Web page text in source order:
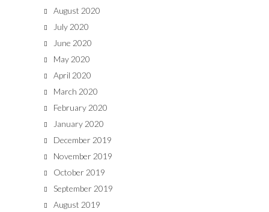
August 2020
July 2020
June 2020
May 2020
April 2020
March 2020
February 2020
January 2020
December 2019
November 2019
October 2019
September 2019
August 2019